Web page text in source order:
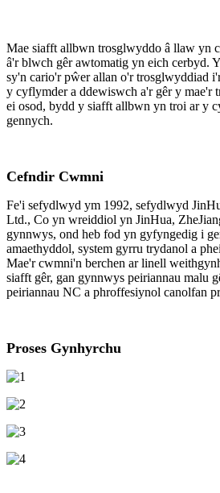
Mae siafft allbwn trosglwyddo â llaw yn
â'r blwch gêr awtomatig yn eich cerbyd.
sy'n cario'r pŵer allan o'r trosglwyddiad
y cyflymder a ddewiswch a'r gêr y mae'r
ei osod, bydd y siafft allbwn yn troi ar y
gennych.
Cefndir Cwmni
Fe'i sefydlwyd ym 1992, sefydlwyd
Ltd., Co yn wreiddiol yn JinHua,
gynnwys, ond heb fod yn gyfyngedig i
amaethyddol, system gyrru trydanol a
Mae'r cwmni'n berchen ar linell
siafft gêr, gan gynnwys peiriannau malu
peiriannau NC a phroffesiynol canolfan
Proses Gynhyrchu